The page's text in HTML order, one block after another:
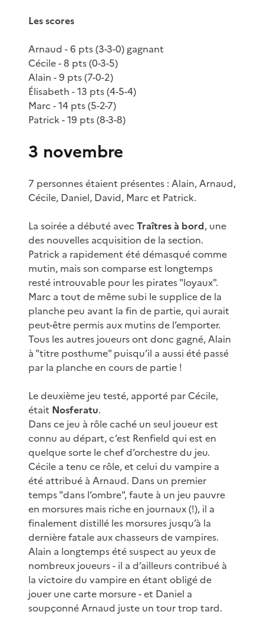
Les scores
Arnaud - 6 pts (3-3-0) gagnant
Cécile - 8 pts (0-3-5)
Alain - 9 pts (7-0-2)
Élisabeth - 13 pts (4-5-4)
Marc - 14 pts (5-2-7)
Patrick - 19 pts (8-3-8)
3 novembre
7 personnes étaient présentes : Alain, Arnaud,
Cécile, Daniel, David, Marc et Patrick.
La soirée a débuté avecTraîtres à bord, une
des nouvelles acquisition de la section.
Patrick a rapidement été démasqué comme
mutin, mais son comparse est longtemps
resté introuvable pour les pirates "loyaux".
Marc a tout de même subi le supplice de la
planche peu avant la fin de partie, qui aurait
peut-être permis aux mutins de l’emporter.
Tous les autres joueurs ont donc gagné, Alain
à "titre posthume" puisqu’il a aussi été passé
par la planche en cours de partie !
Le deuxième jeu testé, apporté par Cécile,
était Nosferatu.
Dans ce jeu à rôle caché un seul joueur est
connu au départ, c’est Renfield qui est en
quelque sorte le chef d’orchestre du jeu.
Cécile a tenu ce rôle, et celui du vampire a
été attribué à Arnaud. Dans un premier
temps "dans l’ombre", faute à un jeu pauvre
en morsures mais riche en journaux (!), il a
finalement distillé les morsures jusqu’à la
dernière fatale aux chasseurs de vampires.
Alain a longtemps été suspect au yeux de
nombreux joueurs - il a d’ailleurs contribué à
la victoire du vampire en étant obligé de
jouer une carte morsure - et Daniel a
soupçonné Arnaud juste un tour trop tard.